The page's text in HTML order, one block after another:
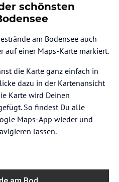
schönsten
am Bodensee auch
auf einer Maps-Karte markiert.
die Karte ganz einfach in
dazu in der Kartenansicht
Karte wird Deinen
So findest Du alle
Maps-App wieder und
lassen.